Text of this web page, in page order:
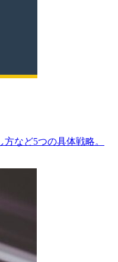
など5つの具体戦略。